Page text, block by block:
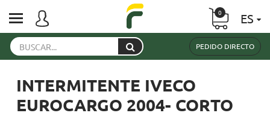
PEDIDO DIRECTO
ES
0
INTERMITENTE IVECO
EUROCARGO 2004- CORTO